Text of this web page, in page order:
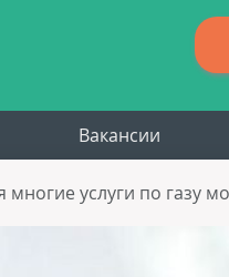
Вакансии
услуги по газу